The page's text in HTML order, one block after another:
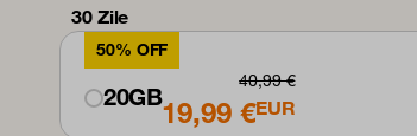
30 Zile
50% OFF
20GB
40,99 €
19,99 €EUR